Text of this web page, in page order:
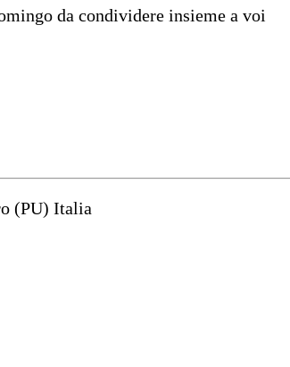
da condividere insieme a voi
(PU) Italia